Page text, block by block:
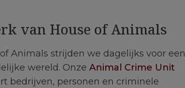
van House of Animals
Animals strijden we dagelijks voor een
wereld. Onze Animal Crime Unit
bedrijven, personen en criminele